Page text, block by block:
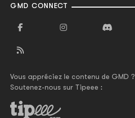
GMD CONNECT
Vous appréciez le contenu de GMD ?
Soutenez-nous sur Tipeee :